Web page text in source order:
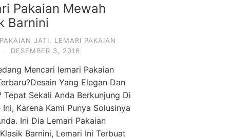
Pakaian Mewah
Barnini
JATI
LEMARI PAKAIAN
· DESEMBER 3, 2016
Mencari lemari Pakaian
Yang Elegan Dan
Tepat Sekali Anda Berkunjung Di
Ini, Karena Kami Punya Solusinya
Ini Dia Lemari Pakaian
Barnini, Lemari Ini Terbuat